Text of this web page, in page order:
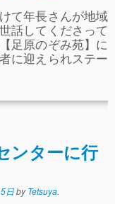
て年長さんが地域
話してくださって
足原のぞみ苑】に
に迎えられステー
ンターに行
日byTetsuya.